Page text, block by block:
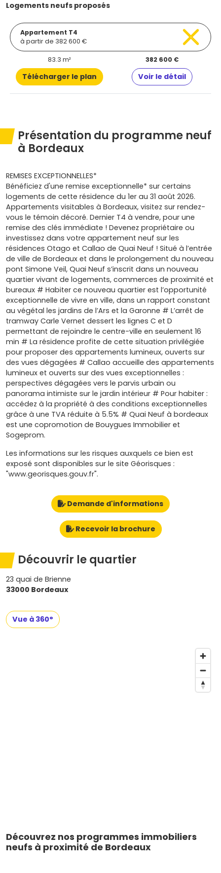
Logements neufs proposés
Appartement T4
à partir de 382 600 €
83.3 m² 382 600 €
Télécharger le plan Voir le détail
Présentation du programme neuf
à Bordeaux
REMISES EXCEPTIONNELLES*
Bénéficiez d'une remise exceptionnelle* sur certains
logements de cette résidence du 1er au 31 août 2026.
Appartements visitables à Bordeaux, visitez sur rendez-
vous le témoin décoré. Dernier T4 à vendre, pour une
remise des clés immédiate ! Devenez propriétaire ou
investissez dans votre appartement neuf sur les
résidences Otago et Callao de Quai Neuf ! Situé à l’entrée
de ville de Bordeaux et dans le prolongement du nouveau
pont Simone Veil, Quai Neuf s’inscrit dans un nouveau
quartier vivant de logements, commerces de proximité et
bureaux # Habiter ce nouveau quartier est l’opportunité
exceptionnelle de vivre en ville, dans un rapport constant
au végétal les jardins de l’Ars et la Garonne # L’arrêt de
tramway Carle Vernet dessert les lignes C et D
permettant de rejoindre le centre-ville en seulement 16
min # La résidence profite de cette situation privilégiée
pour proposer des appartements lumineux, ouverts sur
des vues dégagées # Callao accueille des appartements
lumineux et ouverts sur des vues exceptionnelles :
perspectives dégagées vers le parvis urbain ou
panorama intimiste sur le jardin intérieur # Pour habiter :
accédez à la propriété à des conditions exceptionnelles
grâce à une TVA réduite à 5.5% # Quai Neuf à bordeaux
est une copromotion de Bouygues Immobilier et
Sogeprom.
Les informations sur les risques auxquels ce bien est
exposé sont disponibles sur le site Géorisques :
"www.georisques.gouv.fr".
Demande d'informations
Recevoir la brochure
Découvrir le quartier
23 quai de Brienne
33000 Bordeaux
Vue à 360°
Découvrez nos programmes immobiliers
neufs à proximité de Bordeaux